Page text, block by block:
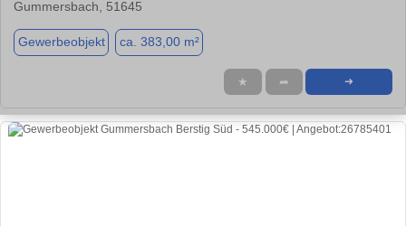
Gummersbach, 51645
Gewerbeobjekt ca. 383,00 m²
★ ➦ ➜